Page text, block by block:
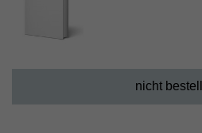
nicht